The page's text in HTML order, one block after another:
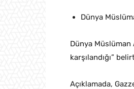
Dünya
Dünya Müslüman
karşılandığı”
Açıklamada,